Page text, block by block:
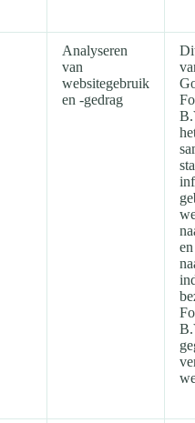
Analyseren
van
websitegebruik
en -gedrag